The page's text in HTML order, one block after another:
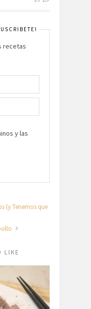
recetas
y las
(y Tenemos que
LIKE